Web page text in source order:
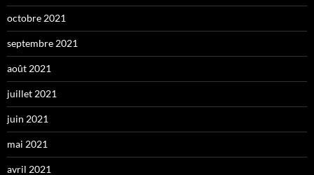
octobre 2021
septembre 2021
août 2021
juillet 2021
juin 2021
mai 2021
avril 2021